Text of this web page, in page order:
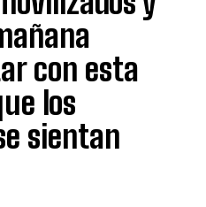
con esta
los
sientan